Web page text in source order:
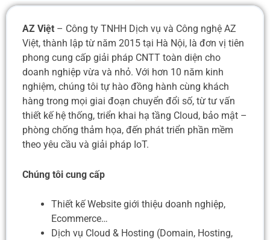
AZ Việt – Công ty TNHH Dịch vụ và Công nghệ AZ
Việt, thành lập từ năm 2015 tại Hà Nội, là đơn vị tiên
phong cung cấp giải pháp CNTT toàn diện cho
doanh nghiệp vừa và nhỏ. Với hơn 10 năm kinh
nghiệm, chúng tôi tự hào đồng hành cùng khách
hàng trong mọi giai đoạn chuyển đổi số, từ tư vấn
thiết kế hệ thống, triển khai hạ tầng Cloud, bảo mật –
phòng chống thảm họa, đến phát triển phần mềm
theo yêu cầu và giải pháp IoT.
Chúng tôi cung cấp
Thiết kế Website giới thiệu doanh nghiệp,
Ecommerce…
Dịch vụ Cloud & Hosting (Domain, Hosting,